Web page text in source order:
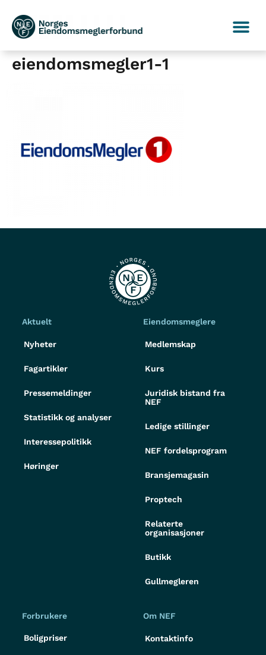
eiendomsmegler1-1
Aktuelt
Nyheter
Fagartikler
Pressemeldinger
Statistikk og analyser
Interessepolitikk
Høringer
Eiendomsmeglere
Medlemskap
Kurs
Juridisk bistand fra
NEF
Ledige stillinger
NEF fordelsprogram
Bransjemagasin
Proptech
Relaterte
organisasjoner
Butikk
Gullmegleren
Forbrukere
Boligpriser
Om NEF
Kontaktinfo